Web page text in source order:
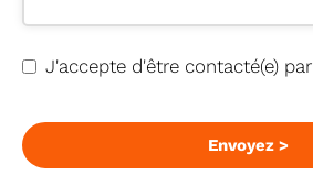
P
n
J'accepte d'être contacté(e)
Envoyez >